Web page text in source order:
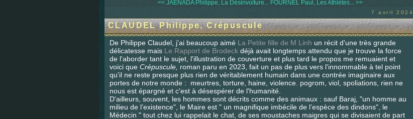
<< JAENADA Philippe, La Désinvolture... FOURNEL Paul, Les Athlètes... >>
7 avril 2024
CLAUDEL Philippe, Crépuscule
De Philippe Claudel, j'ai beaucoup aimé La Petite fille de M Linh un récit d'une très grande
délicatesse mais Le Rapport de Brodeck déjà avait longtemps attendu que je trouve la force
de l'aborder tant le sujet, l'illustration de couverture et plus tard le propos me remuaient et
voici que Crépuscule, roman paru en 2023, fait un pas de plus vers l'innommable à tel point
qu'il ne reste presque plus rien de véritablement humain dans une contrée imaginaire aux
portes de notre monde : meurtres, torture, haine, violence. pogrom, viol, spoliations, rien ne
nous est épargné et c'est à désespérer de l'humanité.
D'ailleurs, souvent, les hommes sont décrits comme des animaux : sauf Baraj, "un homme au
milieu de l’existence", le Maire est " un magnifique imbécile de l’espèce des dindons", le
Médecin " tout chez lui rappelait le chat, de ses moustaches maigres qui se divisaient de part